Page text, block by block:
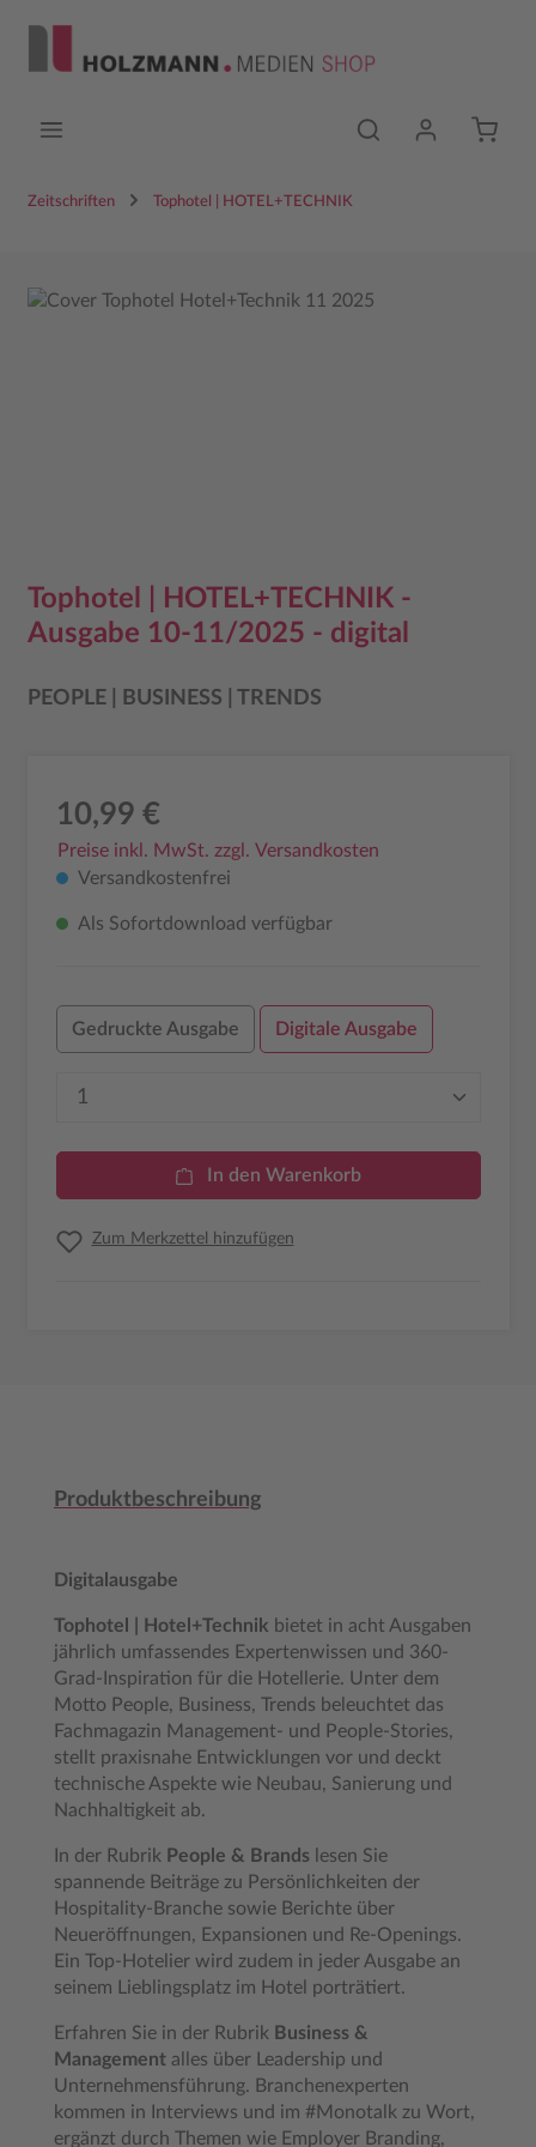
Zeitschriften Tophotel | HOTEL+TECHNIK
Bildergalerie überspringen
Tophotel | HOTEL+TECHNIK -
Ausgabe 10-11/2025 - digital
PEOPLE | BUSINESS | TRENDS
10,99 €
Preise inkl. MwSt. zzgl. Versandkosten
Versandkostenfrei
Als Sofortdownload verfügbar
Gedruckte Ausgabe Digitale Ausgabe
Produkt Anzahl: Gib den gewünschten
In den Warenkorb
Zum Merkzettel hinzufügen
Produktbeschreibung
Digitalausgabe
Tophotel | Hotel+Technik bietet in acht Ausgaben
jährlich umfassendes Expertenwissen und 360-
Grad-Inspiration für die Hotellerie. Unter dem
Motto People, Business, Trends beleuchtet das
Fachmagazin Management- und People-Stories,
stellt praxisnahe Entwicklungen vor und deckt
technische Aspekte wie Neubau, Sanierung und
Nachhaltigkeit ab.
In der Rubrik People & Brands lesen Sie
spannende Beiträge zu Persönlichkeiten der
Hospitality-Branche sowie Berichte über
Neueröffnungen, Expansionen und Re-Openings.
Ein Top-Hotelier wird zudem in jeder Ausgabe an
seinem Lieblingsplatz im Hotel porträtiert.
Erfahren Sie in der Rubrik Business &
Management alles über Leadership und
Unternehmensführung. Branchenexperten
kommen in Interviews und im #Monotalk zu Wort,
ergänzt durch Themen wie Employer Branding,